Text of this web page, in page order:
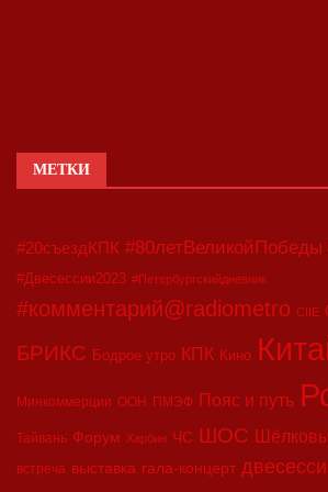
МЕТКИ
#20съездКПК #80летВеликойПобеды
#Двесессии2023 #Петербургскийдневник
#комментарий@radiometro CIIE
БРИКС Бодрое утро КПК Кино
Минкоммерции ООН ПМЭФ Пояс и путь
Тайвань Форум Харбин ЧС ШОС
встреча выставка гала-концерт